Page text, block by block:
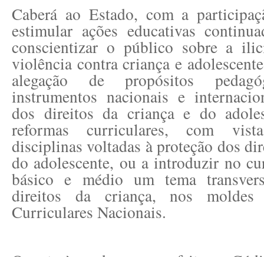
Caberá ao Estado, com a
estimular ações educativas
conscientizar o público sobre a
violência contra criança e
alegação de propósitos
instrumentos nacionais e
dos direitos da criança e do
reformas curriculares, com
disciplinas voltadas à proteção dos
do adolescente, ou a introduzir no
básico e médio um tema
direitos da criança, nos moldes
Curriculares Nacionais.